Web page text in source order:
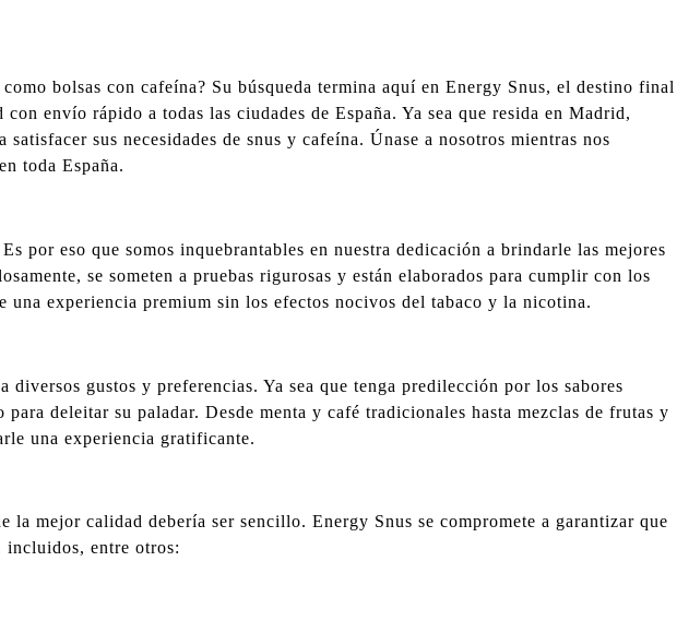
bolsas con cafeína? Su búsqueda termina aquí en Energy Snus, el destino final
envío rápido a todas las ciudades de España. Ya sea que resida en Madrid,
sus necesidades de snus y cafeína. Únase a nosotros mientras nos
toda España.
por eso que somos inquebrantables en nuestra dedicación a brindarle las mejores
se someten a pruebas rigurosas y están elaborados para cumplir con los
una experiencia premium sin los efectos nocivos del tabaco y la nicotina.
gustos y preferencias. Ya sea que tenga predilección por los sabores
deleitar su paladar. Desde menta y café tradicionales hasta mezclas de frutas y
una experiencia gratificante.
la mejor calidad debería ser sencillo. Energy Snus se compromete a garantizar que
incluidos, entre otros: